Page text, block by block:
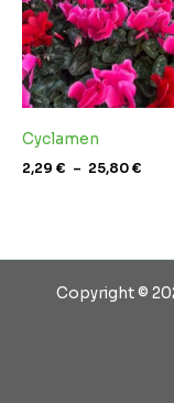
Cyclamen
2,29 € – 25,80€
Copyright ©